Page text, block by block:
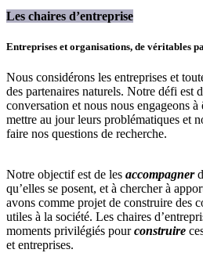
Les chaires d’entreprise
Entreprises et organisations, de véritables
Nous considérons les entreprises et
des partenaires naturels. Notre défi est
conversation et nous nous engageons
mettre au jour leurs problématiques et
faire nos questions de recherche.
Notre objectif est de les accompagner
qu’elles se posent, et à chercher à
avons comme projet de construire des
utiles à la société. Les chaires
moments privilégiés pourconstruire
et entreprises.